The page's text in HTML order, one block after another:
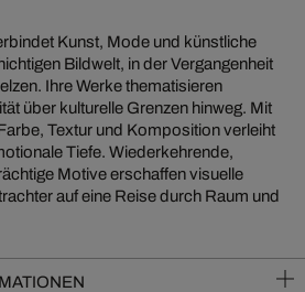
Kunst, Mode und künstliche
Bildwelt, in der Vergangenheit
Ihre Werke thematisieren
über kulturelle Grenzen hinweg. Mit
Textur und Komposition verleiht
Tiefe. Wiederkehrende,
Motive erschaffen visuelle
auf eine Reise durch Raum und